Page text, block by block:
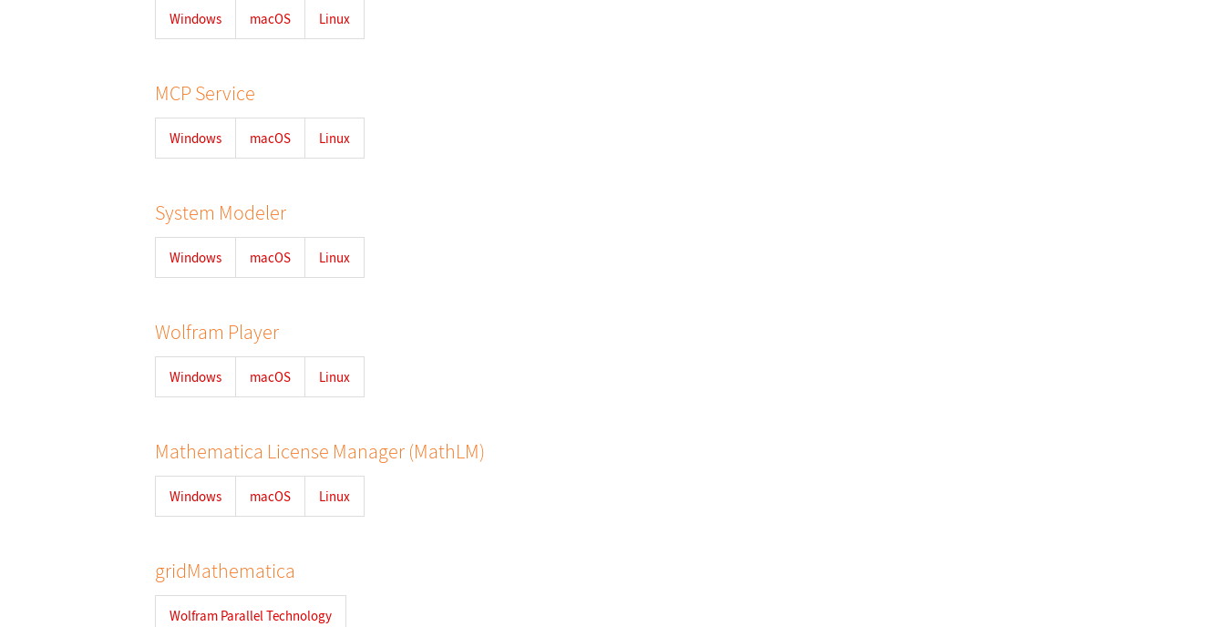
Windows macOS Linux
MCP Service
Windows macOS Linux
System Modeler
Windows macOS Linux
Wolfram Player
Windows macOS Linux
Mathematica License Manager (MathLM)
Windows macOS Linux
gridMathematica
Wolfram Parallel Technology